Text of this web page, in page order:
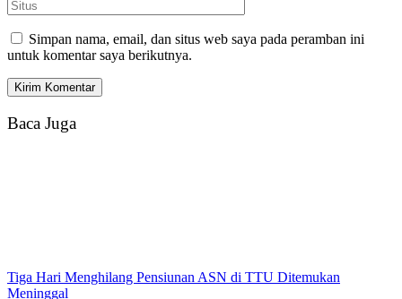
Simpan nama, email, dan situs web saya pada peramban ini
untuk komentar saya berikutnya.
Baca Juga
Tiga Hari Menghilang Pensiunan ASN di TTU Ditemukan
Meninggal